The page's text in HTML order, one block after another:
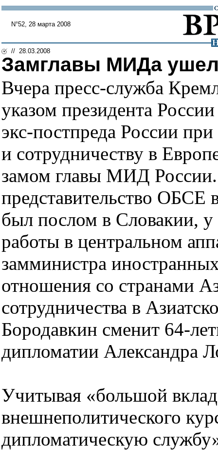
N°52, 28 марта 2008
// 28.03.2008
Замглавы МИДа ушел
Вчера пресс-служба
указом президента
экс-постпреда России
и сотрудничеству в
замом главы МИД России.
представительство ОБСЕ
был послом в Словакии,
работы в центральном
замминистра
отношения со странами
сотрудничества в
Бородавкин сменит 64-
дипломатии Александра
Учитывая «большой
внешнеполитического
дипломатическую